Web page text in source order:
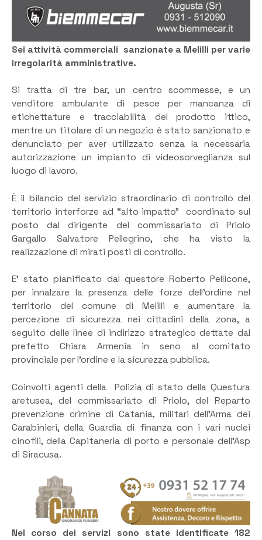
Sei attività commerciali sanzionate a Melilli per varie
irregolarità amministrative.
Si tratta di tre bar, un centro scommesse, e un
venditore ambulante di pesce per mancanza di
etichettature e tracciabilità del prodotto ittico,
mentre un titolare di un negozio è stato sanzionato e
denunciato per aver utilizzato senza la necessaria
autorizzazione un impianto di videosorveglianza sul
luogo di lavoro.
È il bilancio del servizio straordinario di controllo del
territorio interforze ad “alto impatto” coordinato sul
posto dal dirigente del commissariato di Priolo
Gargallo Salvatore Pellegrino, che ha visto la
realizzazione di mirati posti di controllo.
E’ stato pianificato dal questore Roberto Pellicone,
per innalzare la presenza delle forze dell’ordine nel
territorio del comune di Melilli e aumentare la
percezione di sicurezza nei cittadini della zona, a
seguito delle linee di indirizzo strategico dettate dal
prefetto Chiara Armenia in seno al comitato
provinciale per l’ordine e la sicurezza pubblica.
Coinvolti agenti della Polizia di stato della Questura
aretusea, del commissariato di Priolo, del Reparto
prevenzione crimine di Catania, militari dell’Arma dei
Carabinieri, della Guardia di finanza con i vari nuclei
cinofili, della Capitaneria di porto e personale dell’Asp
di Siracusa.
Nel corso dei servizi sono state identificate 182